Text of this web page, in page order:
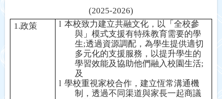
(2025-2026)
1.政策 l 本校致力建立共融文化 ， 以 「全校參
與 」模式支援有特殊教育需要的學
生;透過資源調配 ，為學生提供適切
多元化的支援服務 ， 以提升學生的
學習效能及協助他們融入校園生活;
及
l 學校重視家校合作 ，建立恆常溝通機
制 ，透過不同渠道與家長一起商議